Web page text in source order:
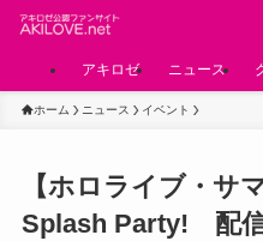
アキロゼ ニュース
ホーム ニュース イベント
【ホロライブ・サ
Splash Party! 配